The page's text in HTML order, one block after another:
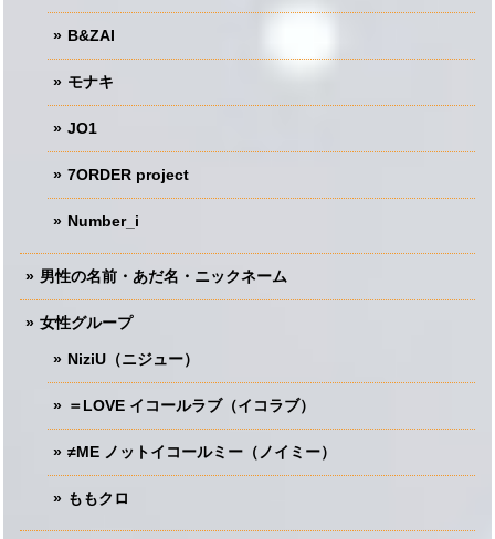
B&ZAI
モナキ
JO1
7ORDER project
Number_i
男性の名前・あだ名・ニックネーム
女性グループ
NiziU（ニジュー）
＝LOVE イコールラブ（イコラブ）
≠ME ノットイコールミー（ノイミー）
ももクロ